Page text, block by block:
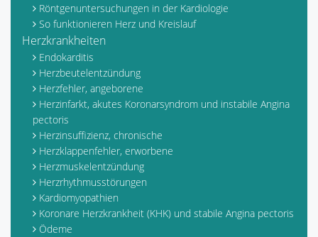
Röntgenuntersuchungen in der Kardiologie
So funktionieren Herz und Kreislauf
Herzkrankheiten
Endokarditis
Herzbeutelentzündung
Herzfehler, angeborene
Herzinfarkt, akutes Koronarsyndrom und instabile Angina
pectoris
Herzinsuffizienz, chronische
Herzklappenfehler, erworbene
Herzmuskelentzündung
Herzrhythmusstörungen
Kardiomyopathien
Koronare Herzkrankheit (KHK) und stabile Angina pectoris
Ödeme